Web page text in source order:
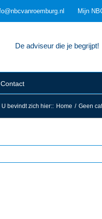
Mijn
De adviseur die je begrijpt!
Contact
U bevindt zich hier:: Home / Geen